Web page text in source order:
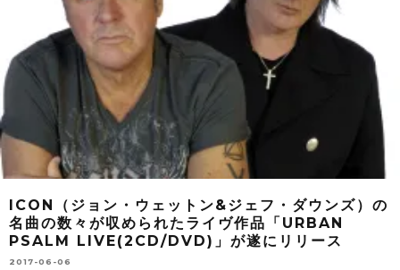
ICON（ジョン・ウェットン&ジェフ・ダウンズ）の
名曲の数々が収められたライヴ作品「URBAN
PSALM LIVE(2CD/DVD)」が遂にリリース
2017-06-06